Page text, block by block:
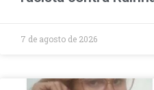
7 de agosto de 2026